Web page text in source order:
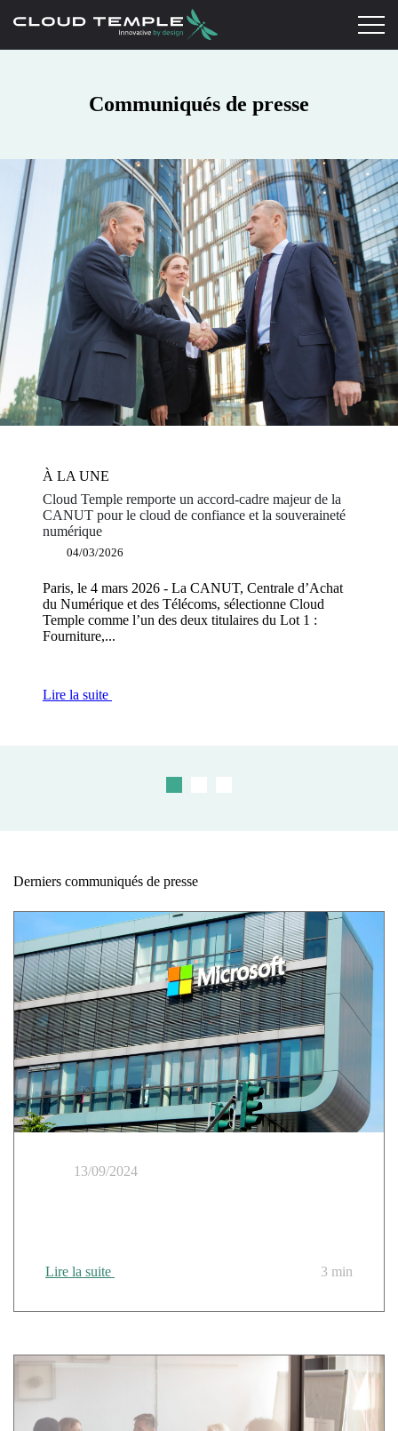
Communiqués de presse
À LA UNE
Cloud Temple remporte un accord-cadre majeur de la
CANUT pour le cloud de confiance et la souveraineté
numérique
04/03/2026
Paris, le 4 mars 2026 - La CANUT, Centrale d’Achat
du Numérique et des Télécoms, sélectionne Cloud
Temple comme l’un des deux titulaires du Lot 1 :
Fourniture,...
Lire la suite
À LA UNE
SFR Business s’associe à Cloud Temple pour le
déploiement d’un cloud souverain en France
03/12/2025
Paris, le 3 décembre 2025 - SFR Business, deuxième
opérateur télécoms pour les entreprises en France,
renforce son positionnement sur le marché...
Lire la suite
À LA UNE
Souveraineté numérique : Cloud Temple devient le
premier acteur européen certifié Gaia-X Label level 3
19/11/2025
Paris, le 19 novembre 2025 – Cloud Temple devient le
premier fournisseur de cloud certifié Gaia-X Label level
3, marquant...
Lire la suite
Derniers communiqués de presse
13/09/2024
Lire la suite 3 min